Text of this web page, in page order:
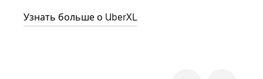
Узнать больше о UberXL